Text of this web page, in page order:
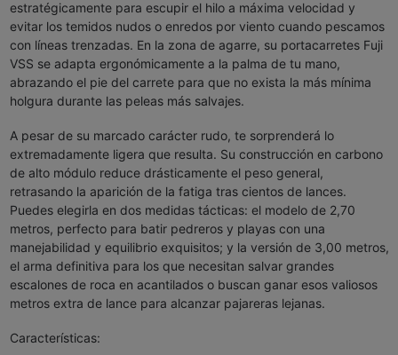
estratégicamente para escupir el hilo a máxima velocidad y
evitar los temidos nudos o enredos por viento cuando pescamos
con líneas trenzadas. En la zona de agarre, su portacarretes Fuji
VSS se adapta ergonómicamente a la palma de tu mano,
abrazando el pie del carrete para que no exista la más mínima
holgura durante las peleas más salvajes.
A pesar de su marcado carácter rudo, te sorprenderá lo
extremadamente ligera que resulta. Su construcción en carbono
de alto módulo reduce drásticamente el peso general,
retrasando la aparición de la fatiga tras cientos de lances.
Puedes elegirla en dos medidas tácticas: el modelo de 2,70
metros, perfecto para batir pedreros y playas con una
manejabilidad y equilibrio exquisitos; y la versión de 3,00 metros,
el arma definitiva para los que necesitan salvar grandes
escalones de roca en acantilados o buscan ganar esos valiosos
metros extra de lance para alcanzar pajareras lejanas.
Características: